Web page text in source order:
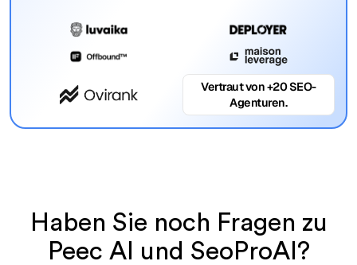
Vertraut von +20 SEO-
Agenturen.
Haben Sie noch Fragen zu
Peec AI und SeoProAI?